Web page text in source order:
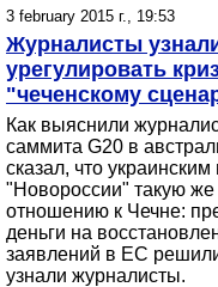
3 february 2015 г., 19:53
Журналисты
урегулировать
"чеченскому
Как выяснили
саммита G20 в
сказал, что
"Новороссии" такую же
отношению к Чечне:
деньги на
заявлений в ЕС
узнали журналисты.